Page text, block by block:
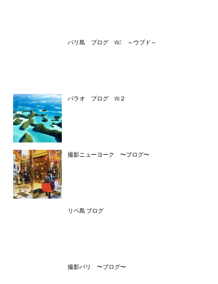
バリ島 ブログ vol7 ～ウブド～
パラオ ブログ vol２
撮影ニューヨーク 〜ブログ〜
リペ島 ブログ
撮影バリ 〜ブログ〜